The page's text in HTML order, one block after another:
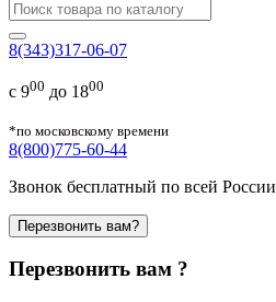
8(343)317-06-07
с 900 до 1800
*по московскому времени
8(800)775-60-44
Звонок бесплатный по всей России
Перезвонить вам?
Перезвонить вам ?